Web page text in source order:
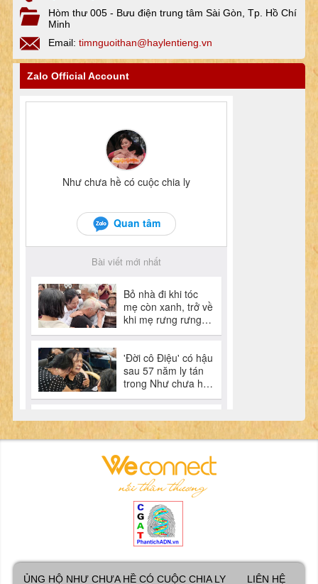
Hòm thư 005 - Bưu điện trung tâm Sài Gòn, Tp. Hồ Chí
Minh
Email: timnguoithan@haylentieng.vn
Zalo Official Account
ỦNG HỘ NHƯ CHƯA HỀ CÓ CUỘC CHIA LY LIÊN HỆ